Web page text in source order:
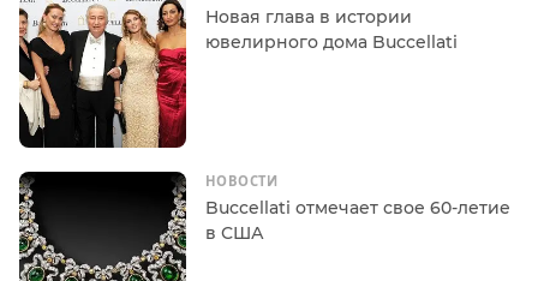
Новая глава в истории
ювелирного дома Buccellati
НОВОСТИ
Buccellati отмечает свое 60-летие
в США